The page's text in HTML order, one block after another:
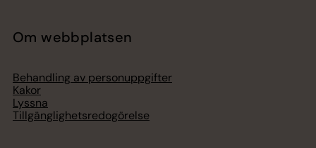
Om webbplatsen
Behandling av personuppgifter
Kakor
Lyssna
Tillgänglighetsredogörelse